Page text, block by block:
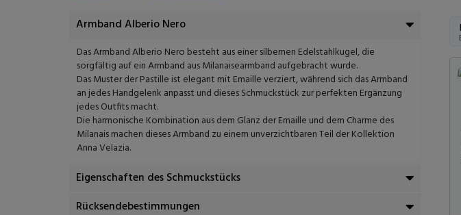
Armband Alberio Nero
Das Armband Alberio Nero besteht aus einer silbernen Edelstahlkugel, die
sorgfältig auf ein Armband aus Milanaisearmband aufgebracht wurde.
Das Muster der Pastille ist elegant mit Emaille verziert, während sich das Armband
an jedes Handgelenk anpasst und dieses Schmuckstück zur perfekten Ergänzung
jedes Outfits macht.
Die harmonische Kombination aus dem Glanz der Emaille und dem Charme des
Milanais machen dieses Armband zu einem unverzichtbaren Teil der Kollektion
Anna Velazia.
Eigenschaften des Schmuckstücks
Rücksendebestimmungen